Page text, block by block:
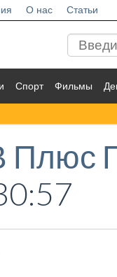
О нас Статьи
Спорт Фильмы
Плюс